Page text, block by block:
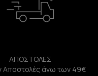
ΑΠΟΣΤΟΛΕΣ
Αποστολές άνω των 49€